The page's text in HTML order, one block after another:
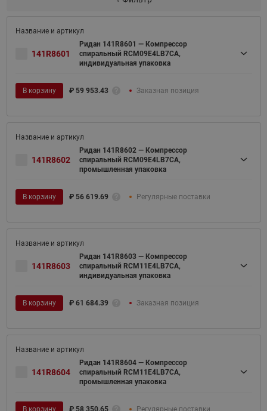
141R8601
Ридан 141R8601 — Компрессор
спиральный RCM09E4LB7CA,
индивидуальная упаковка
В корзину ₽ 59 953.43 Заказная позиция
141R8602
Ридан 141R8602 — Компрессор
спиральный RCM09E4LB7CA,
промышленная упаковка
В корзину ₽ 56 619.69 Регулярные поставки
141R8603
Ридан 141R8603 — Компрессор
спиральный RCM11E4LB7CA,
индивидуальная упаковка
В корзину ₽ 61 684.39 Заказная позиция
141R8604
Ридан 141R8604 — Компрессор
спиральный RCM11E4LB7CA,
промышленная упаковка
В корзину ₽ 58 350.65 Регулярные поставки